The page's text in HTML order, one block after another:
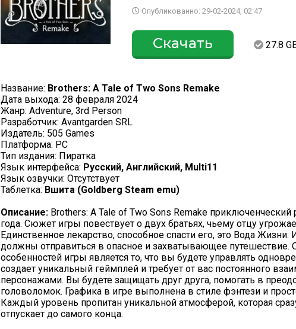
Опубликованно: 29-02-2024, 02:47
Скачать 27.8
Название: Brothers: A Tale of Two Sons Remake
Дата выхода: 28 февраля 2024
Жанр: Adventure, 3rd Person
Разработчик: Avantgarden SRL
Издатель: 505 Games
Платформа: PC
Тип издания: Пиратка
Язык интерфейса: Русский, Английский, Multi11
Язык озвучки: Отсутствует
Таблетка: Вшита (Goldberg Steam emu)
Описание: Brothers: A Tale of Two Sons Remake
года. Сюжет игры повествует о двух братьях, чьему отцу
Единственное лекарство, способное спасти его, это Вода Жизни.
должны отправиться в опасное и захватывающее путешествие.
особенностей игры является то, что вы будете управлять
создает уникальный геймплей и требует от вас постоянного
персонажами. Вы будете защищать друг друга, помогать в
головоломок. Графика в игре выполнена в стиле фэнтези и
Каждый уровень пропитан уникальной атмосферой, которая
отпускает до самого конца.